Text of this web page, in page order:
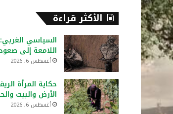
الأكثر قراءة
السياسي
اللامعة إلى
أغسطس 6, 2026
حكاية المرأة
الأرض والبيت
أغسطس 6, 2026